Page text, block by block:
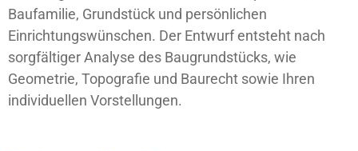
Baufamilie, Grundstück und persönlichen
Einrichtungswünschen. Der Entwurf entsteht nach
sorgfältiger Analyse des Baugrundstücks, wie
Geometrie, Topografie und Baurecht sowie Ihren
individuellen Vorstellungen.